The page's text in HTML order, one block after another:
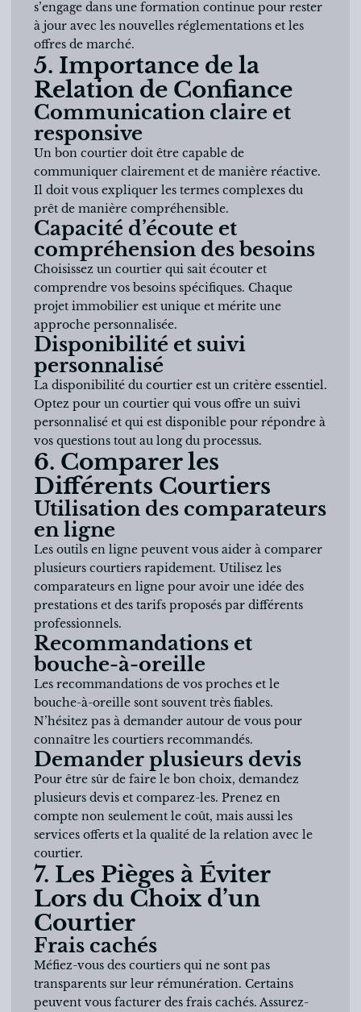
s’engage dans une formation continue pour rester
à jour avec les nouvelles réglementations et les
offres de marché.
5. Importance de la
Relation de Confiance
Communication claire et
responsive
Un bon courtier doit être capable de
communiquer clairement et de manière réactive.
Il doit vous expliquer les termes complexes du
prêt de manière compréhensible.
Capacité d’écoute et
compréhension des besoins
Choisissez un courtier qui sait écouter et
comprendre vos besoins spécifiques. Chaque
projet immobilier est unique et mérite une
approche personnalisée.
Disponibilité et suivi
personnalisé
La disponibilité du courtier est un critère essentiel.
Optez pour un courtier qui vous offre un suivi
personnalisé et qui est disponible pour répondre à
vos questions tout au long du processus.
6. Comparer les
Différents Courtiers
Utilisation des comparateurs
en ligne
Les outils en ligne peuvent vous aider à comparer
plusieurs courtiers rapidement. Utilisez les
comparateurs en ligne pour avoir une idée des
prestations et des tarifs proposés par différents
professionnels.
Recommandations et
bouche-à-oreille
Les recommandations de vos proches et le
bouche-à-oreille sont souvent très fiables.
N’hésitez pas à demander autour de vous pour
connaître les courtiers recommandés.
Demander plusieurs devis
Pour être sûr de faire le bon choix, demandez
plusieurs devis et comparez-les. Prenez en
compte non seulement le coût, mais aussi les
services offerts et la qualité de la relation avec le
courtier.
7. Les Pièges à Éviter
Lors du Choix d’un
Courtier
Frais cachés
Méfiez-vous des courtiers qui ne sont pas
transparents sur leur rémunération. Certains
peuvent vous facturer des frais cachés. Assurez-